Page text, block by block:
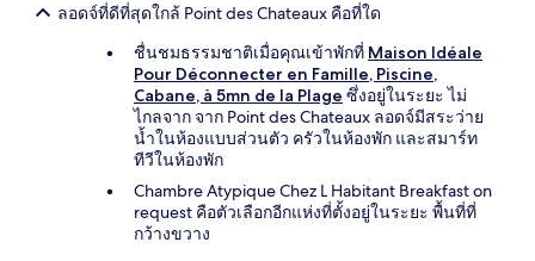
ลอดจ์ที่ดีที่สุดใกล้ Point des Chateaux คือที่ใด
ชื่นชมธรรมชาติเมื่อคุณเข้าพักที่ Maison Idéale
Pour Déconnecter en Famille, Piscine,
Cabane, à 5mn de la Plage ซึ่งอยู่ในระยะ ไม่
ไกลจาก จาก Point des Chateaux ลอดจ์มีสระว่าย
น้ำในห้องแบบส่วนตัว ครัวในห้องพัก และสมาร์ท
ทีวีในห้องพัก
Chambre Atypique Chez L Habitant Breakfast on
request คือตัวเลือกอีกแห่งที่ตั้งอยู่ในระยะ พื้นที่ที่
กว้างขวาง